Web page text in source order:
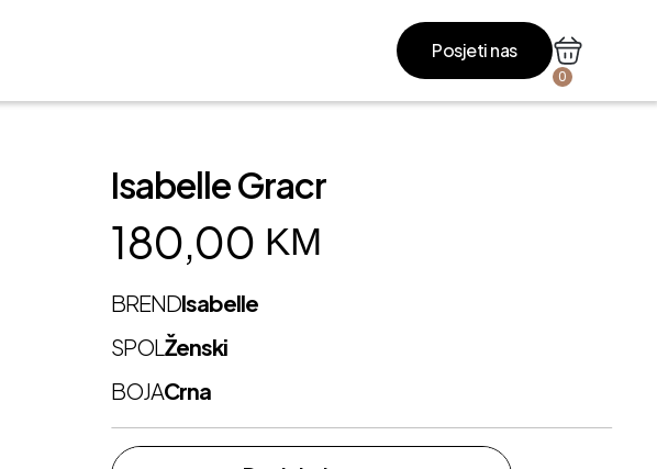
Posjeti nas
0
Isabelle Gracr
180,00 KM
BRENDIsabelle
SPOLŽenski
BOJACrna